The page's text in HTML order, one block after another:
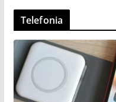
Telefonia